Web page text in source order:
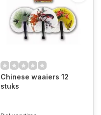
Chinese waaiers 12
stuks